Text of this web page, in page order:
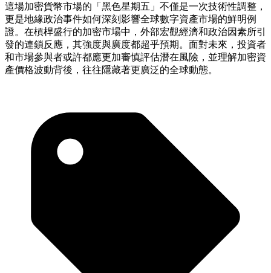
這場加密貨幣市場的「黑色星期五」不僅是一次技術性調整，
更是地緣政治事件如何深刻影響全球數字資產市場的鮮明例
證。在槓桿盛行的加密市場中，外部宏觀經濟和政治因素所引
發的連鎖反應，其強度與廣度都超乎預期。面對未來，投資者
和市場參與者或許都應更加審慎評估潛在風險，並理解加密資
產價格波動背後，往往隱藏著更廣泛的全球動態。